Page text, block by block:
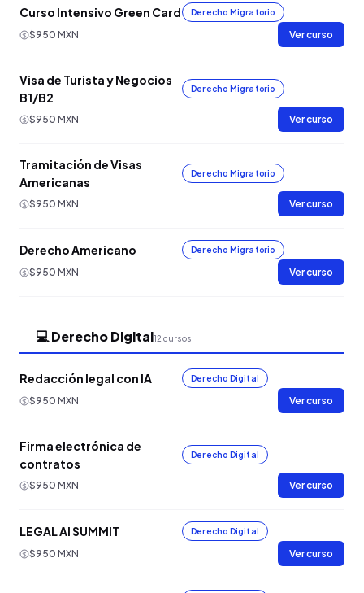
Curso Intensivo Green Card Derecho Migratorio
$950 MXN Ver curso
Visa de Turista y Negocios
B1/B2
Derecho Migratorio
$950 MXN Ver curso
Tramitación de Visas
Americanas
Derecho Migratorio
$950 MXN Ver curso
Derecho Americano Derecho Migratorio
$950 MXN Ver curso
💻 Derecho Digital12 cursos
Redacción legal con IA Derecho Digital
$950 MXN Ver curso
Firma electrónica de
contratos
Derecho Digital
$950 MXN Ver curso
LEGAL AI SUMMIT Derecho Digital
$950 MXN Ver curso